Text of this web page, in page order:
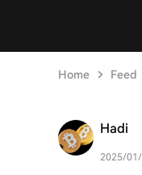
Home Feed
Hadi
2025/